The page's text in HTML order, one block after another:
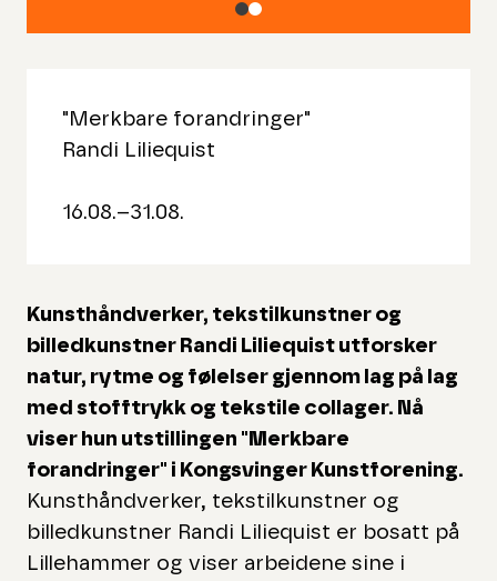
"Merkbare forandringer"
Randi Liliequist
16.08.–31.08.
Kunsthåndverker, tekstilkunstner og
billedkunstner Randi Liliequist utforsker
natur, rytme og følelser gjennom lag på lag
med stofftrykk og tekstile collager. Nå
viser hun utstillingen "Merkbare
forandringer" i Kongsvinger Kunstforening.
Kunsthåndverker, tekstilkunstner og
billedkunstner Randi Liliequist er bosatt på
Lillehammer og viser arbeidene sine i